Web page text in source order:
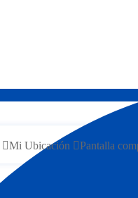
Mi Ubicación Pantalla